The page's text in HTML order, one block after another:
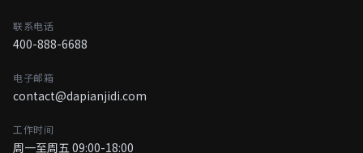
联系电话
400-888-6688
电子邮箱
contact@dapianjidi.com
工作时间
周一至周五 09:00-18:00